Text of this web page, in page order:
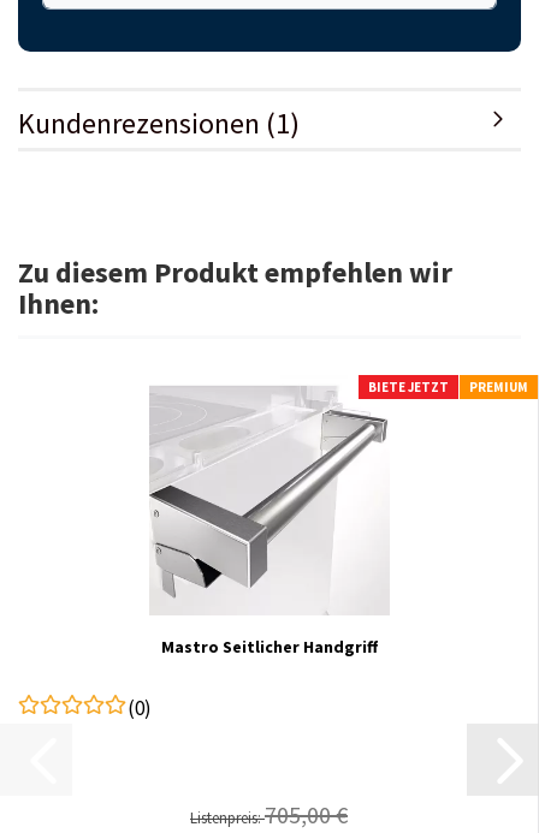
Kundenrezensionen (1)
Zu diesem Produkt empfehlen wir
Ihnen:
BIETE JETZT PREMIUM
Mastro Seitlicher Handgriff
(0)
Listenpreis:705,00 €